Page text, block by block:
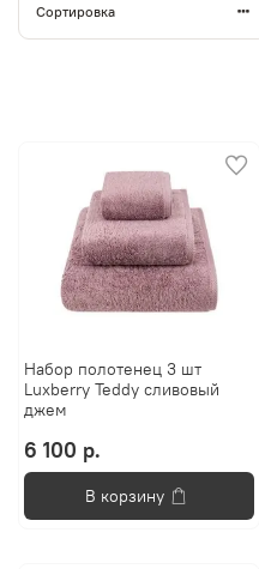
Сортировка
Набор полотенец 3 шт
Luxberry Teddy сливовый
джем
6 100 р.
В корзину